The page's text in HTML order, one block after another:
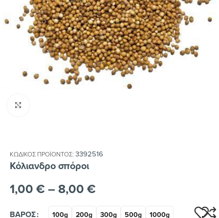
Κόλιανδρο σπόροι
ΚΩΔΙΚΌΣ ΠΡΟΪΌΝΤΟΣ: 3392516
1,00€– 8,00€
ΒΆΡΟΣ 100g 200g 300g 500g 1000g